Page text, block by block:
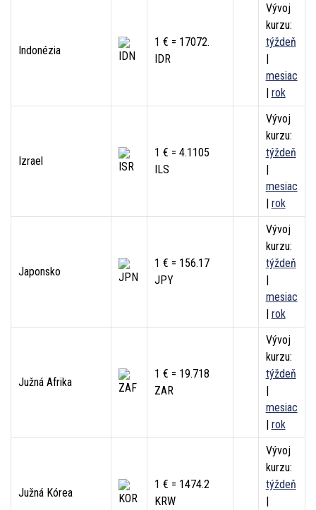
Indonézia
1 € = 17072.
IDR
Vývoj
kurzu:
týždeň
|
mesiac
| rok
Izrael
1 € = 4.1105
ILS
Vývoj
kurzu:
týždeň
|
mesiac
| rok
Japonsko
1 € = 156.17
JPY
Vývoj
kurzu:
týždeň
|
mesiac
| rok
Južná Afrika
1 € = 19.718
ZAR
Vývoj
kurzu:
týždeň
|
mesiac
| rok
Južná Kórea
1 € = 1474.2
KRW
Vývoj
kurzu:
týždeň
|